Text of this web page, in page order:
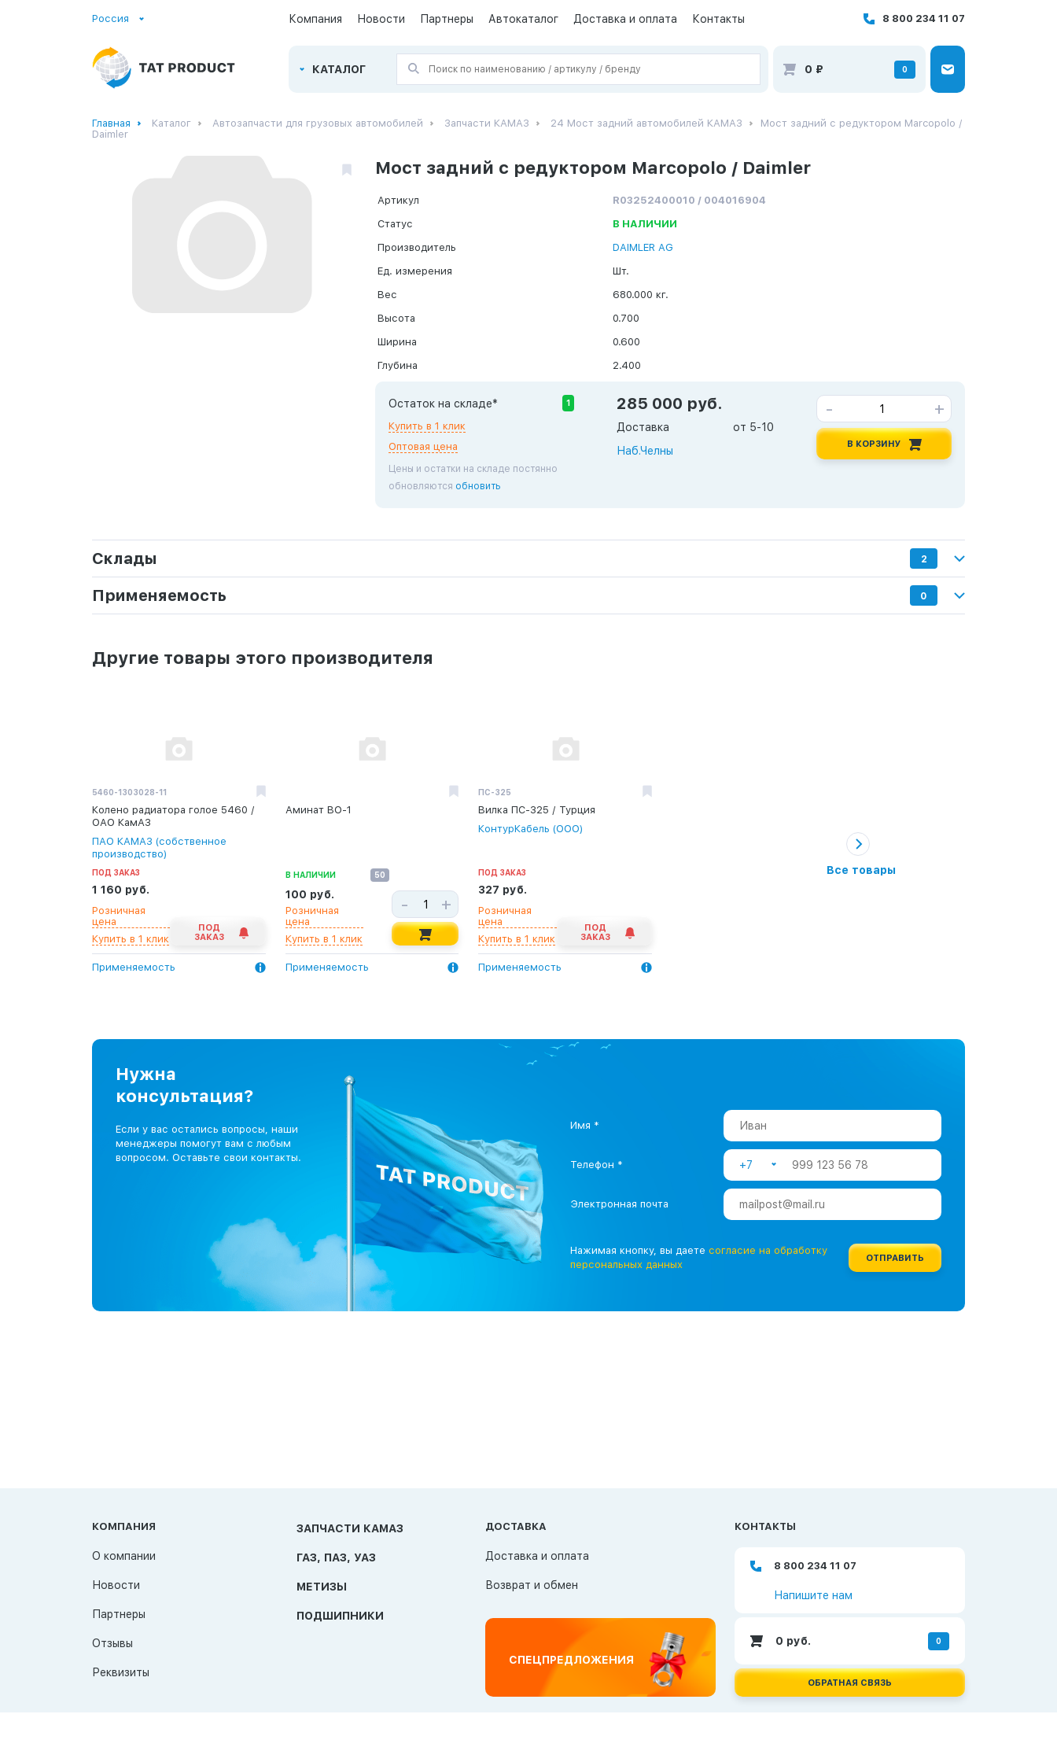
Россия Компания Новости Партнеры Автокаталог Доставка и оплата Контакты 8 800 234 11 07
КАТАЛОГ 0 ₽ 0
Главная Каталог Автозапчасти для грузовых автомобилей Запчасти КАМАЗ 24 Мост задний автомобилей КАМАЗ
Мост задний с редуктором Marcopolo /
Daimler
Мост задний с редуктором Marcopolo / Daimler
Артикул
R03252400010 / 004016904
Статус
В НАЛИЧИИ
Производитель
DAIMLER AG
Ед. измерения
Шт.
Вес
680.000 кг.
Высота
0.700
Ширина
0.600
Глубина
2.400
Остаток на складе* 1
Купить в 1 клик
Оптовая цена
Цены и остатки на складе постянно
обновляются обновить
285 000 руб.
Доставка
от 5-10
Наб.Челны
- +
В КОРЗИНУ
Склады 2
Применяемость 0
Другие товары этого производителя
5460-1303028-11
Колено радиатора голое 5460 /
ОАО КамАЗ
ПАО КАМАЗ (собственное
производство)
ПОД ЗАКАЗ
1 160 руб.
Розничная
цена
Купить в 1 клик
ПОД
ЗАКАЗ
Применяемость
Аминат ВО-1
В НАЛИЧИИ 50
100 руб.
Розничная
цена
Купить в 1 клик
- +
Применяемость
ПС-325
Вилка ПС-325 / Турция
КонтурКабель (ООО)
ПОД ЗАКАЗ
327 руб.
Розничная
цена
Купить в 1 клик
ПОД
ЗАКАЗ
Применяемость
Все товары
Нужна
консультация?
Если у вас остались вопросы, наши
менеджеры помогут вам с любым
вопросом. Оставьте свои контакты.
Имя *
Телефон * +7
Электронная почта
Нажимая кнопку, вы даете согласие на обработку
персональных данных
ОТПРАВИТЬ
КОМПАНИЯ
О компании
Новости
Партнеры
Отзывы
Реквизиты
ЗАПЧАСТИ КАМАЗ
ГАЗ, ПАЗ, УАЗ
МЕТИЗЫ
ПОДШИПНИКИ
ДОСТАВКА
Доставка и оплата
Возврат и обмен
СПЕЦПРЕДЛОЖЕНИЯ
КОНТАКТЫ
8 800 234 11 07
Напишите нам
0 руб. 0
ОБРАТНАЯ СВЯЗЬ